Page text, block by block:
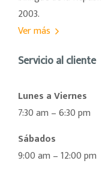
2003.
Ver más
Servicio al cliente
Lunes a Viernes
7:30 am – 6:30 pm
Sábados
9:00 am – 12:00 pm